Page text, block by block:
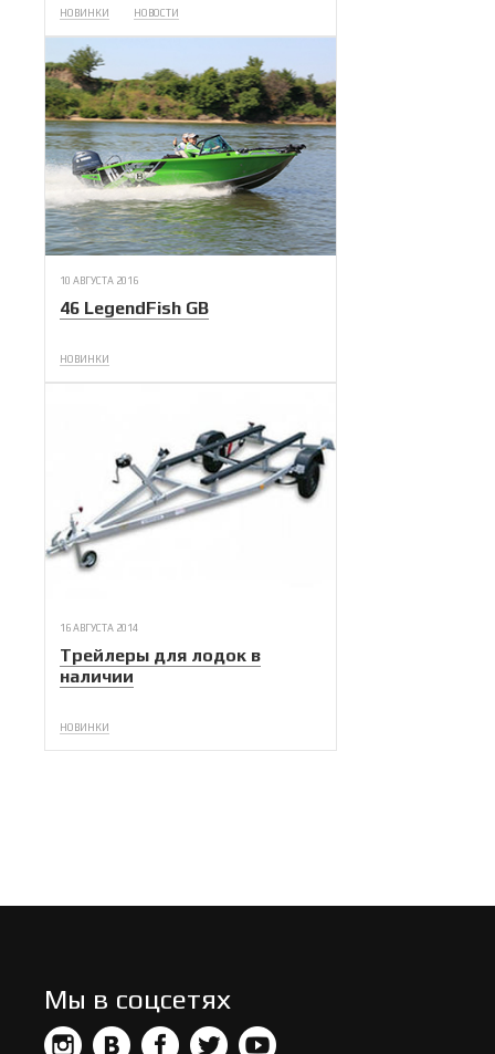
НОВИНКИ НОВОСТИ
10 АВГУСТА 2016
46 LegendFish GB
НОВИНКИ
16 АВГУСТА 2014
Трейлеры для лодок в
наличии
НОВИНКИ
Мы в соцсетях